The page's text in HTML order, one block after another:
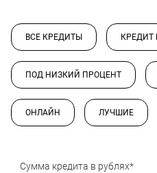
ВСЕ КРЕДИТЫ
ПОД НИЗКИЙ ПРОЦЕНТ
ОНЛАЙН ЛУЧШИЕ
Сумма кредита в рублях*